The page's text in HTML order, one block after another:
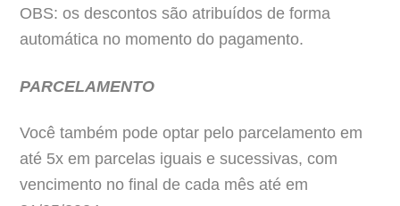
OBS: os descontos são atribuídos de forma
automática no momento do pagamento.
PARCELAMENTO
Você também pode optar pelo parcelamento em
até 5x em parcelas iguais e sucessivas, com
vencimento no final de cada mês até em